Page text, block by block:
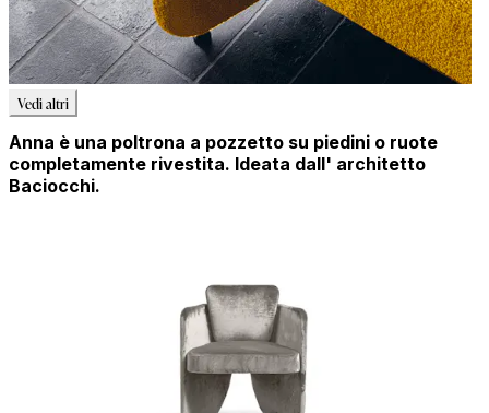
Vedi altri
Anna è una poltrona a pozzetto su piedini o ruote
completamente rivestita. Ideata dall' architetto
Baciocchi.